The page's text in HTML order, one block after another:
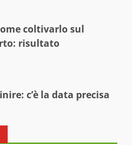
coltivarlo sul
risultato
c’è la data precisa